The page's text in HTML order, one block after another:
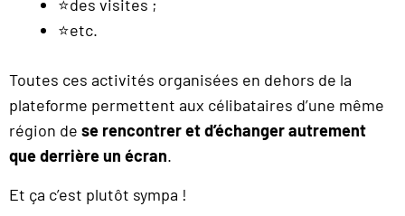
⭐des visites ;
⭐etc.
Toutes ces activités organisées en dehors de la
plateforme permettent aux célibataires d’une même
région de se rencontrer et d’échanger autrement
que derrière un écran.
Et ça c’est plutôt sympa !